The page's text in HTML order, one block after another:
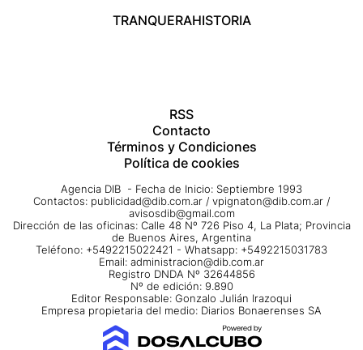
TRANQUERAHISTORIA
RSS
Contacto
Términos y Condiciones
Política de cookies
Agencia DIB - Fecha de Inicio: Septiembre 1993
Contactos: publicidad@dib.com.ar / vpignaton@dib.com.ar /
avisosdib@gmail.com
Dirección de las oficinas: Calle 48 Nº 726 Piso 4, La Plata; Provincia
de Buenos Aires, Argentina
Teléfono: +5492215022421 - Whatsapp: +5492215031783
Email: administracion@dib.com.ar
Registro DNDA Nº 32644856
Nº de edición: 9.890
Editor Responsable: Gonzalo Julián Irazoqui
Empresa propietaria del medio: Diarios Bonaerenses SA